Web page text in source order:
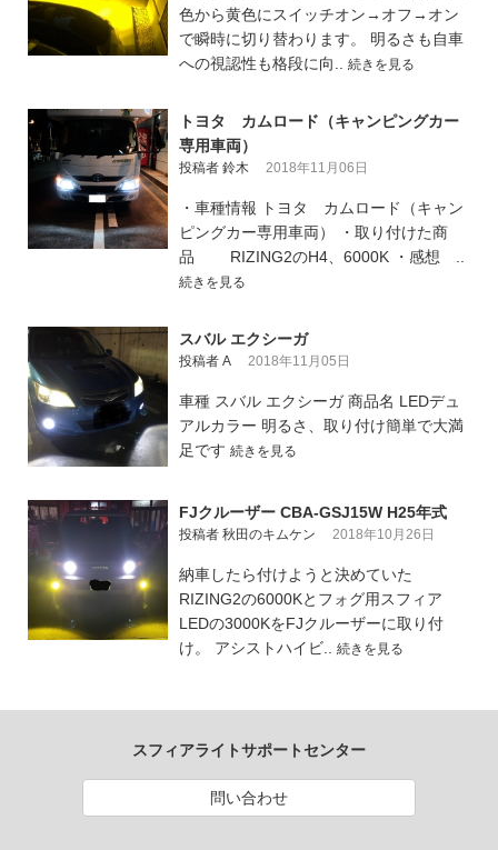
色から黄色にスイッチオン→オフ→オン
で瞬時に切り替わります。 明るさも自車
への視認性も格段に向.. 続きを見る
トヨタ カムロード（キャンピングカー
専用車両）
投稿者 鈴木 2018年11月06日
・車種情報 トヨタ カムロード（キャン
ピングカー専用車両） ・取り付けた商
品 RIZING2のH4、6000K ・感想 ..
続きを見る
スバル エクシーガ
投稿者 A 2018年11月05日
車種 スバル エクシーガ 商品名 LEDデュ
アルカラー 明るさ、取り付け簡単で大満
足です 続きを見る
FJクルーザー CBA-GSJ15W H25年式
投稿者 秋田のキムケン 2018年10月26日
納車したら付けようと決めていた
RIZING2の6000Kとフォグ用スフィア
LEDの3000KをFJクルーザーに取り付
け。 アシストハイビ.. 続きを見る
スフィアライトサポートセンター
問い合わせ